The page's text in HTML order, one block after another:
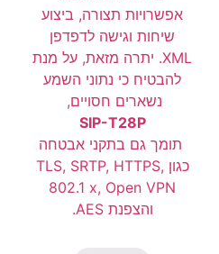
אפשרויות תצורה, ביצוע
שיחות וגישה לדפדפן
XML. יתרה מזאת, על מנת
להבטיח כי נתוני השמע
נשארים חסויים,
SIP-T28P
תומך גם בתקני אבטחה
כגון TLS, SRTP, HTTPS,
802.1 x, Open VPN
והצפנת AES.